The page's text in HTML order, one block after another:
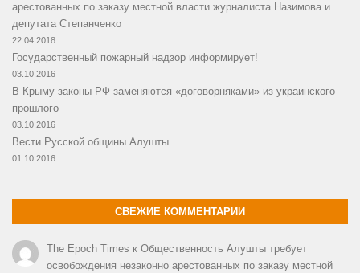
арестованных по заказу местной власти журналиста Назимова и
депутата Степанченко
22.04.2018
Государственный пожарный надзор информирует!
03.10.2016
В Крыму законы РФ заменяются «договорняками» из украинского
прошлого
03.10.2016
Вести Русской общины Алушты
01.10.2016
СВЕЖИЕ КОММЕНТАРИИ
The Epoch Times к Общественность Алушты требует
освобождения незаконно арестованных по заказу местной